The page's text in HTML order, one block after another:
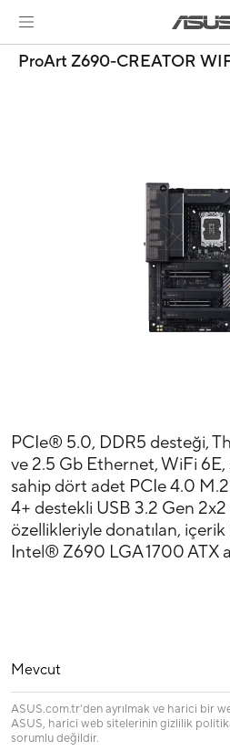
ProArt Z690-CREATOR
PCIe® 5.0, DDR5 desteği,
ve 2.5 Gb Ethernet, WiFi
sahip dört adet PCIe 4.0
4+ destekli USB 3.2 Gen 2x2
özellikleriyle donatılan,
Intel® Z690 LGA 1700 ATX
Mevcut
ASUS.com.tr'den ayrılmak ve harici bir
ASUS, harici web sitelerinin gizlilik
sorumlu değildir.